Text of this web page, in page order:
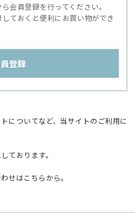
会員登録を行ってください。
ておくと便利にお買い物ができ
についてなど、当サイトのご利用に
ております。
せはこちらから。